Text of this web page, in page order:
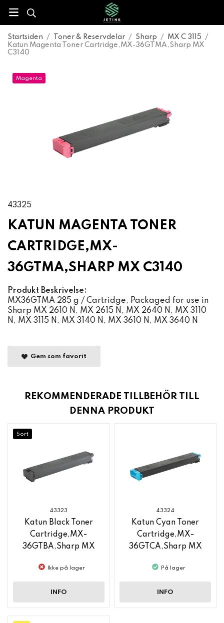
Startsiden / Toner & Reservdelar / Sharp / MX C 3115
/
Katun Magenta Toner Cartridge,MX-36GTMA,Sharp MX
C3140
Magenta
43325
KATUN MAGENTA TONER
CARTRIDGE,MX-
36GTMA,SHARP MX C3140
Produkt Beskrivelse:
MX36GTMA 285 g / Cartridge, Packaged for use in
Sharp MX 2610 N, MX 2615 N, MX 2640 N, MX 3110
N, MX 3115 N, MX 3140 N, MX 3610 N, MX 3640 N
Gem som favorit
REKOMMENDERADE TILLBEHÖR TILL
DENNA PRODUKT
Sort
43323
Katun Black Toner
Cartridge,MX-
36GTBA,Sharp MX
Ikke på lager
INFO
43324
Katun Cyan Toner
Cartridge,MX-
36GTCA,Sharp MX
På lager
INFO